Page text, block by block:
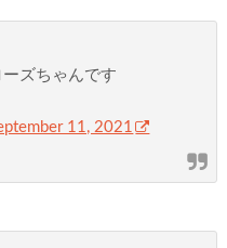
ズちゃんです
11, 2021